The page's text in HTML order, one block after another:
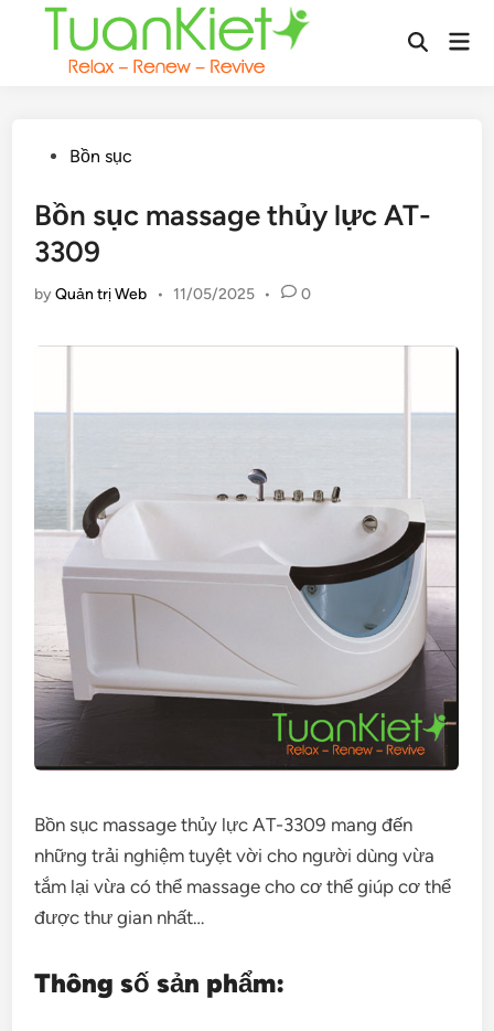
Open
PostedBồn sục
Bồn sục massage thủy lực AT-
3309
byQuản trị Web • 11/05/2025 • 0
Bồn sục massage thủy lực AT-3309 mang đến
những trải nghiệm tuyệt vời cho người dùng vừa
tắm lại vừa có thể massage cho cơ thể giúp cơ thể
được thư gian nhất…
Thông số sản phẩm: